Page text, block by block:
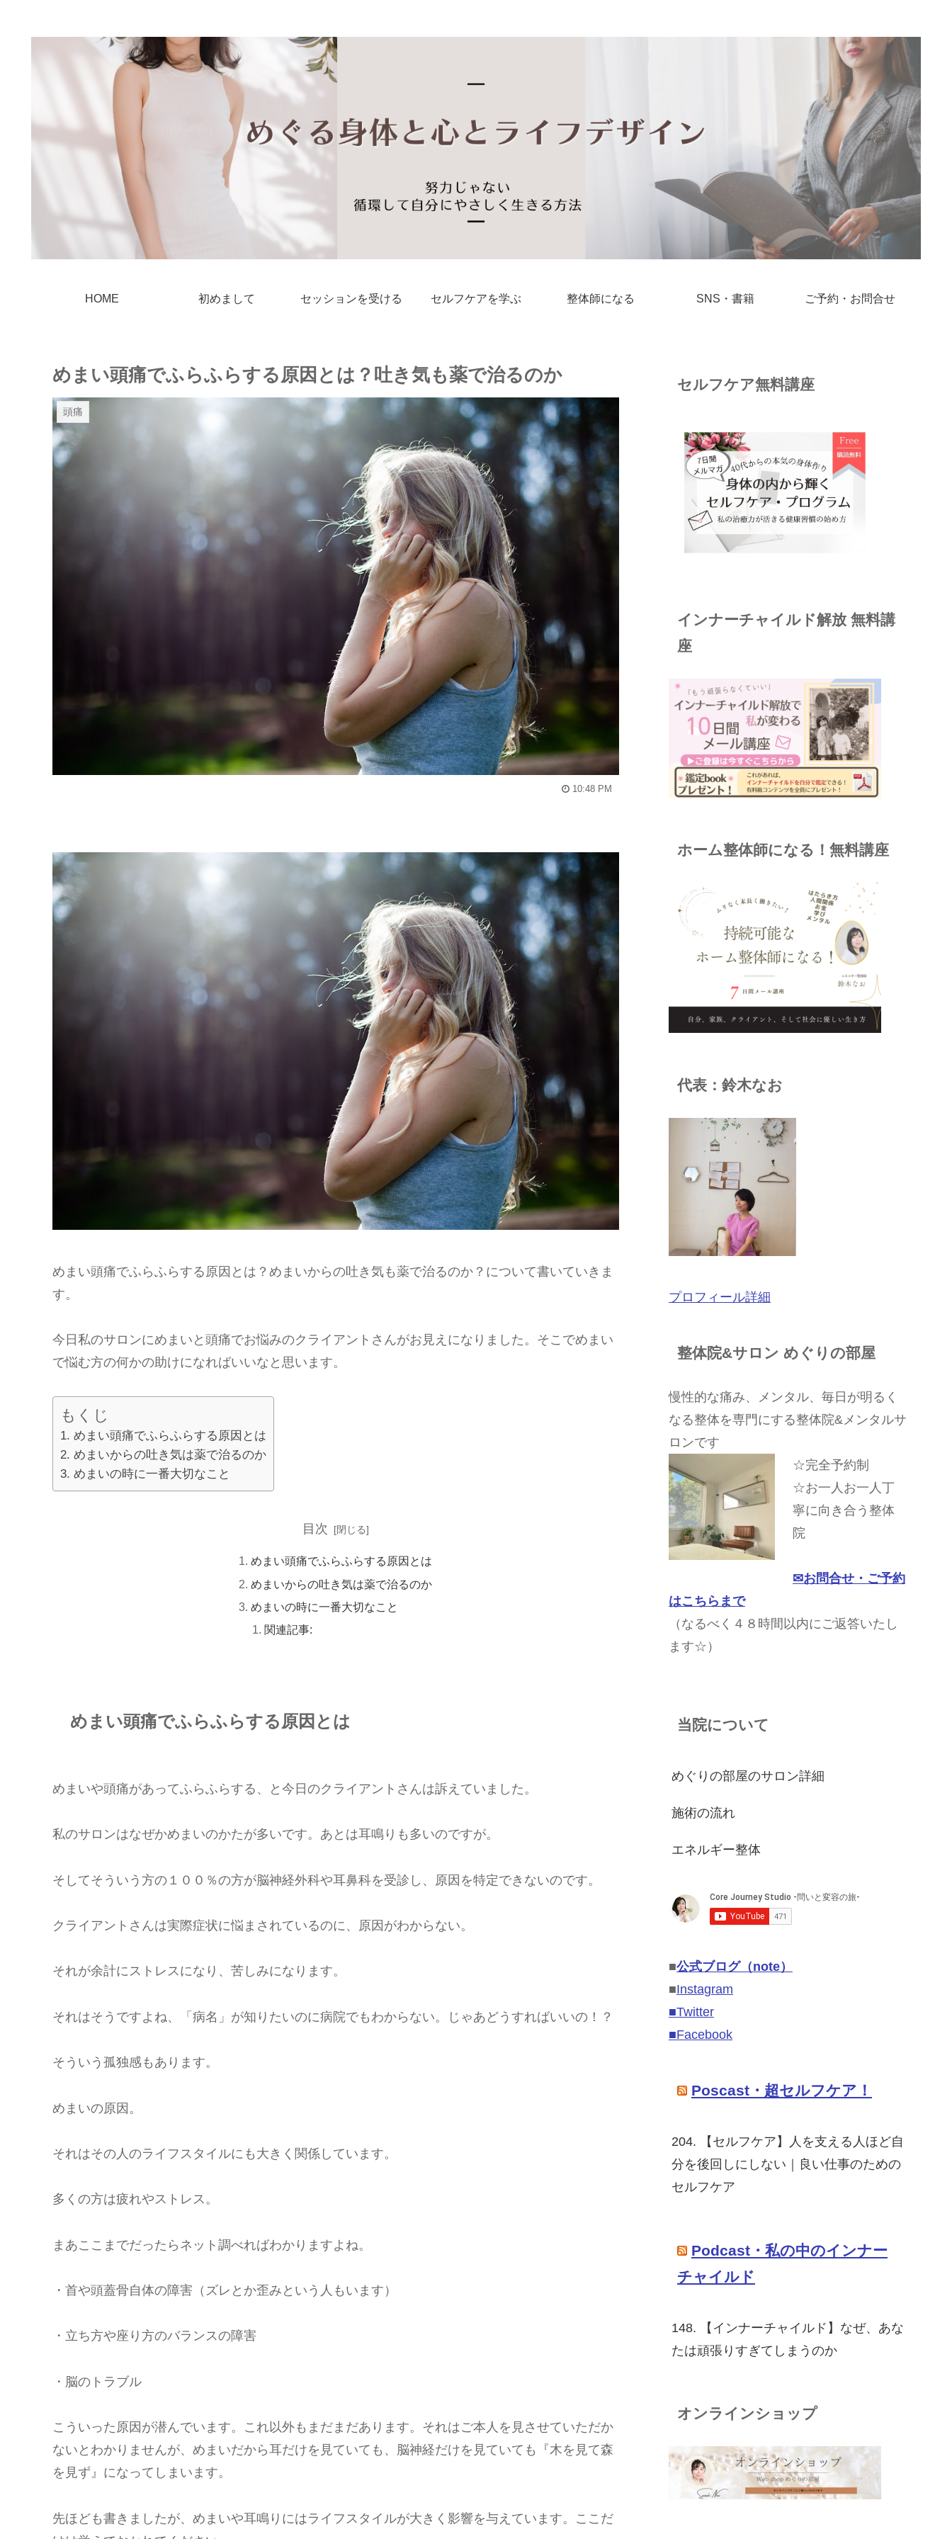
HOME 初めまして セッションを受ける セルフケアを学ぶ 整体師になる SNS・書籍 ご予約・お問合せ
めまい頭痛でふらふらする原因とは？吐き気も薬で治るのか
頭痛
10:48 PM
めまい頭痛でふらふらする原因とは？めまいからの吐き気も薬で治るのか？について書いていきま
す。
今日私のサロンにめまいと頭痛でお悩みのクライアントさんがお見えになりました。そこでめまい
で悩む方の何かの助けになればいいなと思います。
もくじ
めまい頭痛でふらふらする原因とは
めまいからの吐き気は薬で治るのか
めまいの時に一番大切なこと
目次
めまい頭痛でふらふらする原因とは
めまいからの吐き気は薬で治るのか
めまいの時に一番大切なこと
関連記事:
めまい頭痛でふらふらする原因とは
めまいや頭痛があってふらふらする、と今日のクライアントさんは訴えていました。
私のサロンはなぜかめまいのかたが多いです。あとは耳鳴りも多いのですが。
そしてそういう方の１００％の方が脳神経外科や耳鼻科を受診し、原因を特定できないのです。
クライアントさんは実際症状に悩まされているのに、原因がわからない。
それが余計にストレスになり、苦しみになります。
それはそうですよね、「病名」が知りたいのに病院でもわからない。じゃあどうすればいいの！？
そういう孤独感もあります。
めまいの原因。
それはその人のライフスタイルにも大きく関係しています。
多くの方は疲れやストレス。
まあここまでだったらネット調べればわかりますよね。
・首や頭蓋骨自体の障害（ズレとか歪みという人もいます）
・立ち方や座り方のバランスの障害
・脳のトラブル
こういった原因が潜んでいます。これ以外もまだまだあります。それはご本人を見させていただか
ないとわかりませんが、めまいだから耳だけを見ていても、脳神経だけを見ていても『木を見て森
を見ず』になってしまいます。
先ほども書きましたが、めまいや耳鳴りにはライフスタイルが大きく影響を与えています。ここだ
セルフケア無料講座
インナーチャイルド解放 無料講
座
ホーム整体師になる！無料講座
代表：鈴木なお
プロフィール詳細
整体院&サロン めぐりの部屋
慢性的な痛み、メンタル、毎日が明るく
なる整体を専門にする整体院&メンタルサ
ロンです
☆完全予約制
☆お一人お一人丁
寧に向き合う整体
院
✉︎お問合せ・ご予約
はこちらまで
（なるべく４８時間以内にご返答いたし
ます☆）
当院について
めぐりの部屋のサロン詳細
施術の流れ
エネルギー整体
■公式ブログ（note）
■Instagram
■Twitter
■Facebook
Poscast・超セルフケア！
204. 【セルフケア】人を支える人ほど自
分を後回しにしない｜良い仕事のための
セルフケア
Podcast・私の中のインナー
チャイルド
148. 【インナーチャイルド】なぜ、あな
たは頑張りすぎてしまうのか
オンラインショップ